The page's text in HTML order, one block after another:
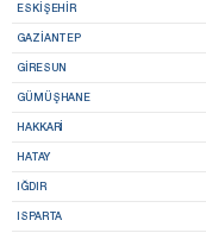
ESKIŞEHIR
GAZIANTEP
GIRESUN
GÜMÜŞHANE
HAKKARI
HATAY
IĞDIR
ISPARTA